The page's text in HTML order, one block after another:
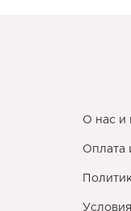
О нас и
Оплата